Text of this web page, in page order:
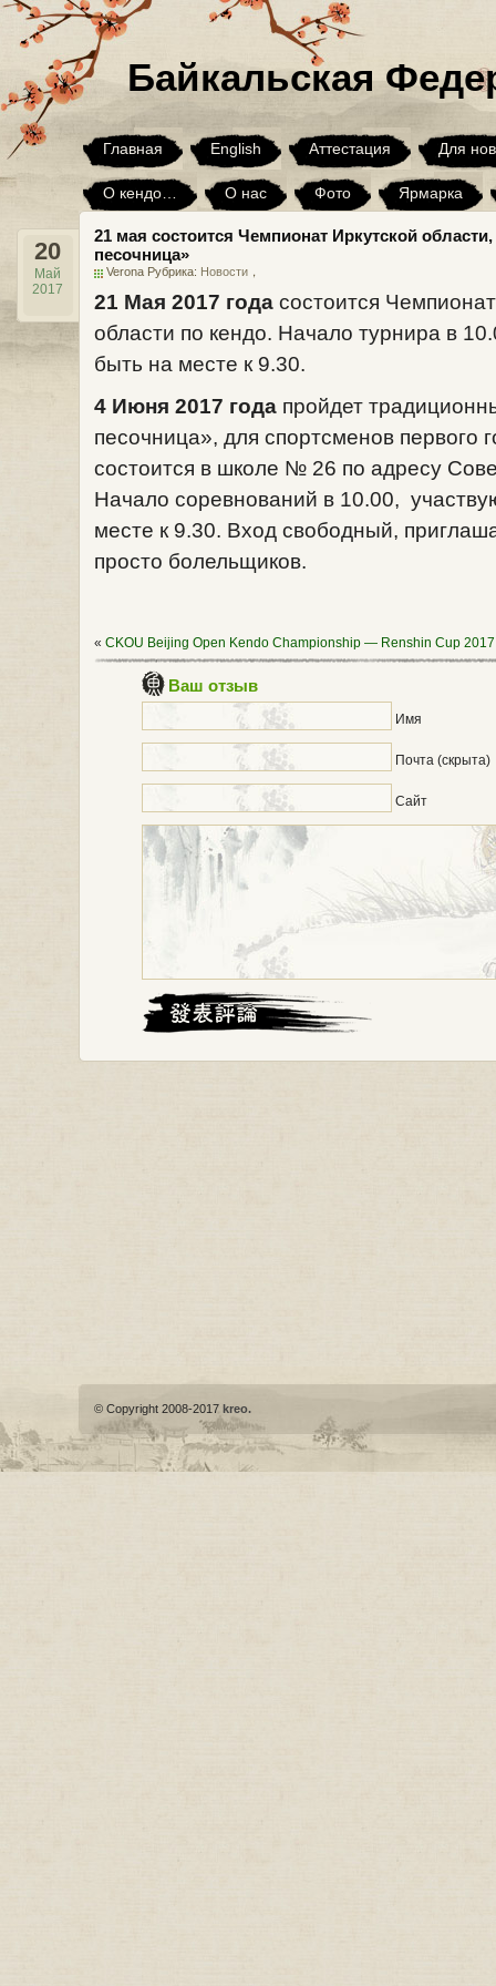
Байкальская
Главная English Аттестация Для
О кендо… О нас Фото Ярмарка
Юмор Я хочу, но… Архив
21 мая состоится Чемпионат Иркутской
песочница»
Verona Рубрика: Новости ，
20
Май
2017
21 Мая 2017 года состоится
области по кендо. Начало турнира в
быть на месте к 9.30.
4 Июня 2017 года пройдет
песочница», для спортсменов первого
состоится в школе № 26 по адресу
Начало соревнований в 10.00,
месте к 9.30. Вход свободный,
просто болельщиков.
« CKOU Beijing Open Kendo Championship — Renshin Cup 2017
Ваш отзыв
Имя
Почта (скрыта)
Сайт
© Copyright 2008-2017 kreo.